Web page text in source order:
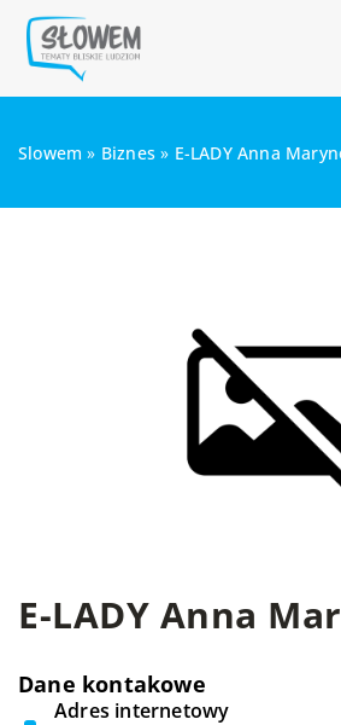
Slowem » Biznes » E-LADY Anna
E-LADY Anna
Dane kontakowe
Adres internetowy